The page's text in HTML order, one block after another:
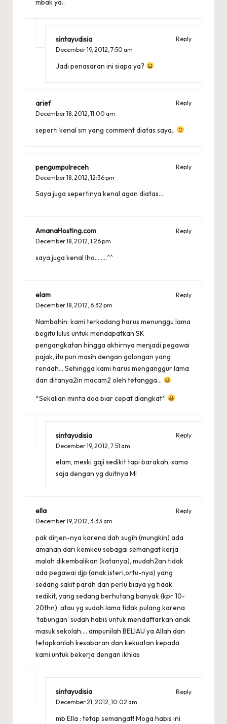
mbak ya..
sintayudisia
Reply
December 19, 2012, 7:50 am
Jadi penasaran ini siapa ya?
arief
Reply
December 18, 2012, 11:00 am
seperti kenal sm yang comment diatas saya..
pengumpulreceh
Reply
December 18, 2012, 12:36 pm
Saya juga sepertinya kenal agan diatas…
AmanaHosting.com
Reply
December 18, 2012,1:26 pm
saya juga kenal lho……..^^
elam
Reply
December 18, 2012, 6:32 pm
Nambahin: kami terkadang harus menunggu lama
begitu lulus untuk mendapatkan SK
pengangkatan hingga akhirnya menjadi pegawai
pajak, itu pun masih dengan golongan yang
rendah… Sehingga kami harus menganggur lama
dan ditanya2in macam2 oleh tetangga…
*Sekalian minta doa biar cepat diangkat*
sintayudisia
Reply
December 19, 2012, 7:51 am
elam, meski gaji sedikit tapi barakah, sama
saja dengan yg duitnya M!
ella
Reply
December 19, 2012,3:33 am
pak dirjen-nya karena dah sugih (mungkin) ada
amanah dari kemkeu sebagai semangat kerja
malah dikembalikan (katanya), mudah2an tidak
ada pegawai djp (anak,isteri,ortu-nya) yang
sedang sakit parah dan perlu biaya yg tidak
sedikit, yang sedang berhutang banyak (kpr 10-
20thn), atau yg sudah lama tidak pulang karena
‘tabungan’ sudah habis untuk mendaftarkan anak
masuk sekolah…. ampunilah BELIAU ya Allah dan
tetapkanlah kesabaran dan kekuatan kepada
kami untuk bekerja dengan ikhlas
sintayudisia
Reply
December 21, 2012,10:02 am
mb Ella : tetap semangat! Moga habis ini